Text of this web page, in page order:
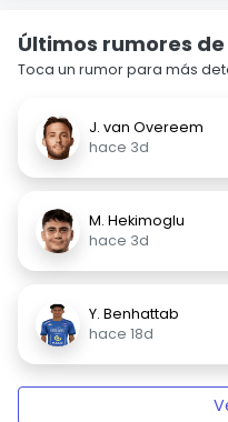
Últimos rumores de
Toca un rumor para más
J. van Overeem
hace 3d
M. Hekimoglu
hace 3d
Y. Benhattab
hace 18d